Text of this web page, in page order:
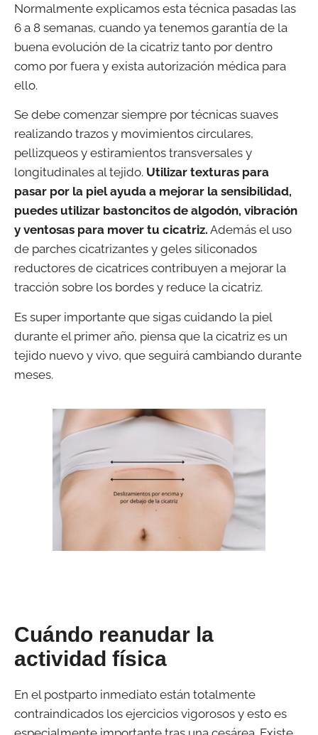
Normalmente explicamos esta técnica pasadas las
6 a 8 semanas, cuando ya tenemos garantía de la
buena evolución de la cicatriz tanto por dentro
como por fuera y exista autorización médica para
ello.
Se debe comenzar siempre por técnicas suaves
realizando trazos y movimientos circulares,
pellizqueos y estiramientos transversales y
longitudinales al tejido. Utilizar texturas para
pasar por la piel ayuda a mejorar la sensibilidad,
puedes utilizar bastoncitos de algodón, vibración
y ventosas para mover tu cicatriz. Además el uso
de parches cicatrizantes y geles siliconados
reductores de cicatrices contribuyen a mejorar la
tracción sobre los bordes y reduce la cicatriz.
Es super importante que sigas cuidando la piel
durante el primer año, piensa que la cicatriz es un
tejido nuevo y vivo, que seguirá cambiando durante
meses.
Cuándo reanudar la
actividad física
En el postparto inmediato están totalmente
contraindicados los ejercicios vigorosos y esto es